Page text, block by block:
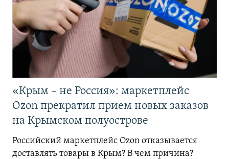
«Крым – не Россия»: маркетплейс
Ozon прекратил прием новых заказов
на Крымском полуострове
Российский маркетплейс Ozon отказывается
доставлять товары в Крым? В чем причина?